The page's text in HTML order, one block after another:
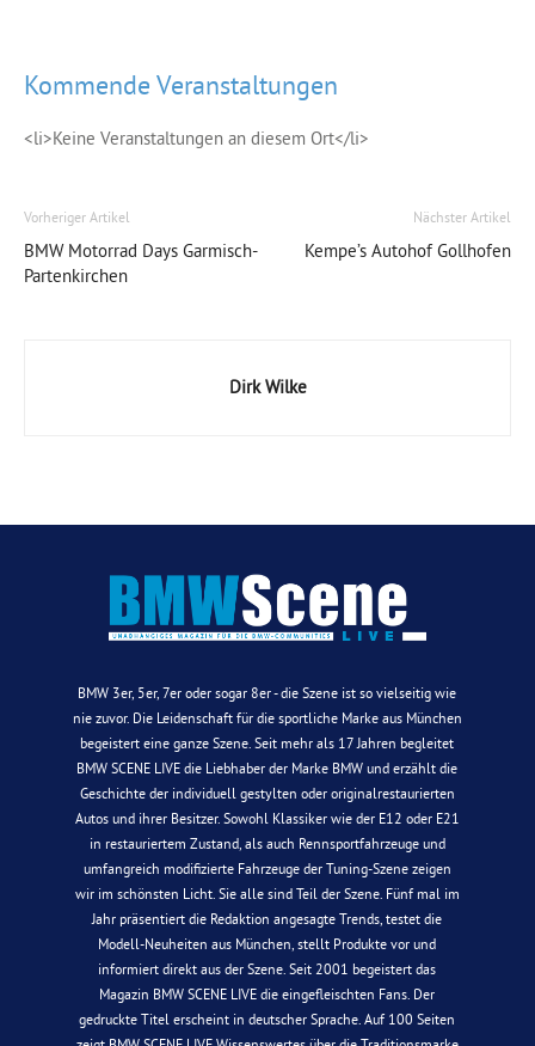
Kommende Veranstaltungen
<li>Keine Veranstaltungen an diesem Ort</li>
Vorheriger Artikel
BMW Motorrad Days Garmisch-
Partenkirchen
Nächster Artikel
Kempe’s Autohof Gollhofen
Dirk Wilke
BMW 3er, 5er, 7er oder sogar 8er - die Szene ist so vielseitig wie
nie zuvor. Die Leidenschaft für die sportliche Marke aus München
begeistert eine ganze Szene. Seit mehr als 17 Jahren begleitet
BMW SCENE LIVE die Liebhaber der Marke BMW und erzählt die
Geschichte der individuell gestylten oder originalrestaurierten
Autos und ihrer Besitzer. Sowohl Klassiker wie der E12 oder E21
in restauriertem Zustand, als auch Rennsportfahrzeuge und
umfangreich modifizierte Fahrzeuge der Tuning-Szene zeigen
wir im schönsten Licht. Sie alle sind Teil der Szene. Fünf mal im
Jahr präsentiert die Redaktion angesagte Trends, testet die
Modell-Neuheiten aus München, stellt Produkte vor und
informiert direkt aus der Szene. Seit 2001 begeistert das
Magazin BMW SCENE LIVE die eingefleischten Fans. Der
gedruckte Titel erscheint in deutscher Sprache. Auf 100 Seiten